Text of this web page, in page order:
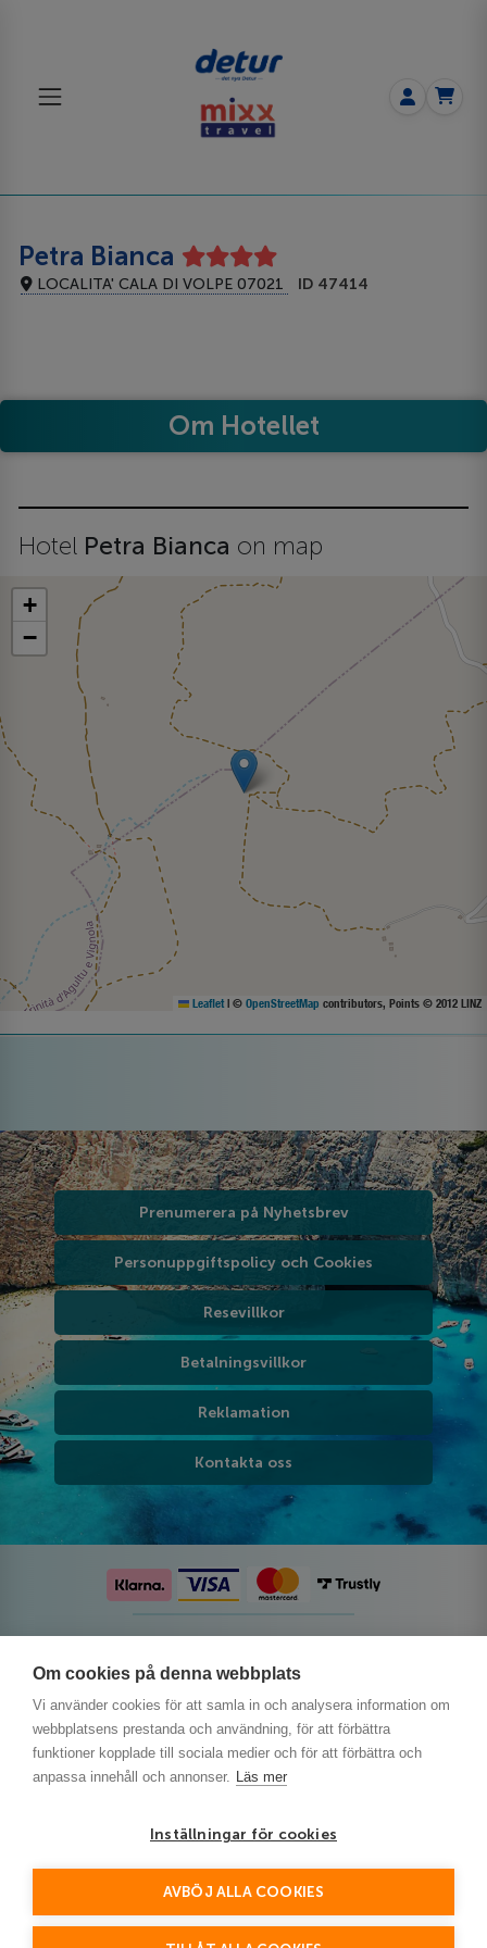
Om cookies på denna webbplats
Vi använder cookies för att samla in och analysera information om
webbplatsens prestanda och användning, för att förbättra
funktioner kopplade till sociala medier och för att förbättra och
anpassa innehåll och annonser. Läs mer
Inställningar för cookies
AVBÖJ ALLA COOKIES
Petra Bianca
LOCALITA' CALA DI VOLPE 07021 ID 47414
Om Hotellet
Hotel Petra Bianca on map
+
−
Leaflet | © OpenStreetMap contributors, Points © 2012 LINZ
Prenumerera på Nyhetsbrev
Personuppgiftspolicy och Cookies
Resevillkor
Betalningsvillkor
Reklamation
Kontakta oss
This site is protected by reCAPTCHA and the Google
andTerms of Service apply.